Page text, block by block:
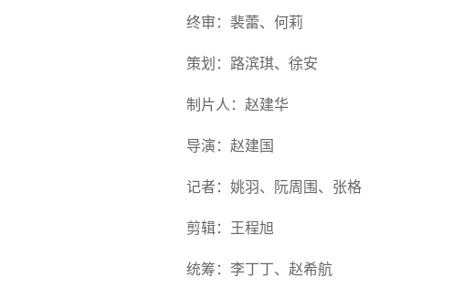
终审：裴蕾、何莉
策划：路滨琪、徐安
制片人：赵建华
导演：赵建国
记者：姚羽、阮周围、张格
剪辑：王程旭
统筹：李丁丁、赵希航